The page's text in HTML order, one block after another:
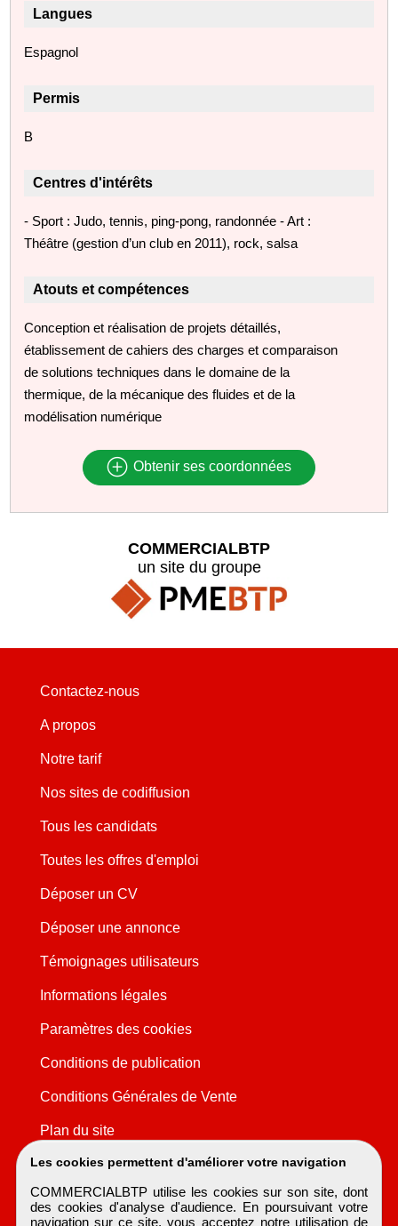
Langues
Espagnol
Permis
B
Centres d'intérêts
- Sport : Judo, tennis, ping-pong, randonnée - Art :
Théâtre (gestion d’un club en 2011), rock, salsa
Atouts et compétences
Conception et réalisation de projets détaillés,
établissement de cahiers des charges et comparaison
de solutions techniques dans le domaine de la
thermique, de la mécanique des fluides et de la
modélisation numérique
Obtenir ses coordonnées
Les cookies permettent d'améliorer votre navigation
COMMERCIALBTP utilise les cookies sur son site, dont
des cookies d'analyse d'audience. En poursuivant votre
navigation sur ce site, vous acceptez notre utilisation de
COMMERCIALBTP
un site du groupe
Contactez-nous
A propos
Notre tarif
Nos sites de codiffusion
Tous les candidats
Toutes les offres d'emploi
Déposer un CV
Déposer une annonce
Témoignages utilisateurs
Informations légales
Paramètres des cookies
Conditions de publication
Conditions Générales de Vente
Plan du site